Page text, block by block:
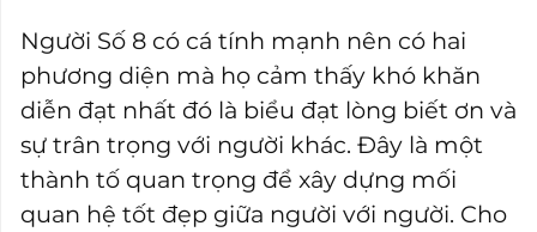
Người Số 8 có cá tính mạnh nên có hai
phương diện mà họ cảm thấy khó khăn
diễn đạt nhất đó là biểu đạt lòng biết ơn và
sự trân trọng với người khác. Đây là một
thành tố quan trọng để xây dựng mối
quan hệ tốt đẹp giữa người với người. Cho